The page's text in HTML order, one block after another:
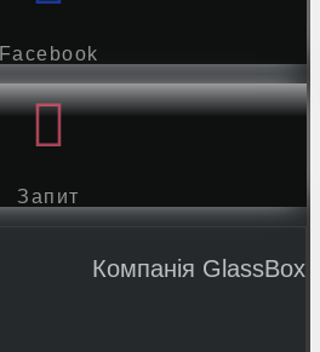
Facebook
Запит
Компанія GlassBox